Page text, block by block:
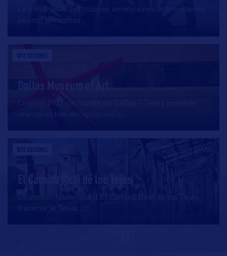
Le 8 mai 1846, les troupes américaines et mexicaines
se sont affrontées
SITE CULTUREL
Dallas Museum of Art
Créé en 1903, ce musée de Dallas – Texas possède
une collection exceptionnelle
SITE CULTUREL
El Camino Real de los Tejas
Le sentier historique d’El Camino Real de los Tejas
traverse le Texas